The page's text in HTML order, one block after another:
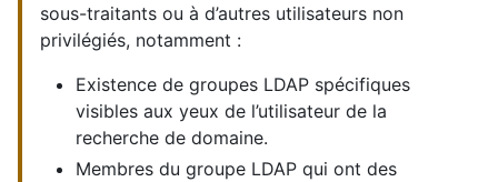
sous-traitants ou à d’autres utilisateurs non
privilégiés, notamment :
Existence de groupes LDAP spécifiques
visibles aux yeux de l’utilisateur de la
recherche de domaine.
Membres du groupe LDAP qui ont des